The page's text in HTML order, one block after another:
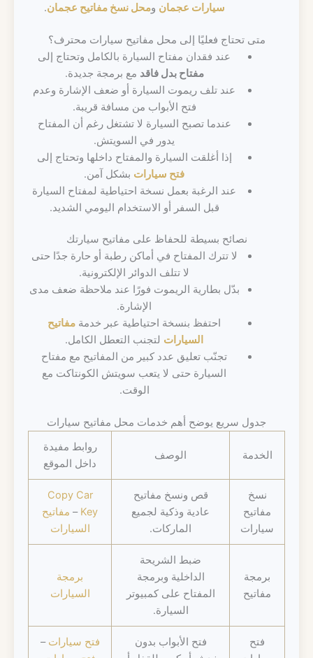
سيارات عجمان ومحل نسخ مفاتيح عجمان.
متى تحتاج فعليًا إلى محل مفاتيح سيارات محترف؟
عند فقدان مفتاح السيارة بالكامل وتحتاج إلى
مفتاح بدل فاقد مع برمجة جديدة.
عند تلف ريموت السيارة أو ضعف الإشارة وعدم
فتح الأبواب من مسافة قريبة.
عندما تصبح السيارة لا تشتغل رغم أن المفتاح
يدور في السويتش.
إذا أغلقت السيارة والمفتاح داخلها وتحتاج إلى
فتح سيارات بشكل آمن.
عند الرغبة بعمل نسخة احتياطية لمفتاح السيارة
قبل السفر أو الاستخدام اليومي الشديد.
نصائح بسيطة للحفاظ على مفاتيح سيارتك
لا تترك المفتاح في أماكن رطبة أو حارة جدًا حتى
لا تتلف الدوائر الإلكترونية.
بدّل بطارية الريموت فورًا عند ملاحظة ضعف مدى
الإشارة.
احتفظ بنسخة احتياطية عبر خدمة مفاتيح
السيارات لتجنب التعطل الكامل.
تجنّب تعليق عدد كبير من المفاتيح مع مفتاح
السيارة حتى لا يتعب سويتش الكونتاكت مع
الوقت.
جدول سريع يوضح أهم خدمات محل مفاتيح سيارات
الخدمة الوصف
روابط مفيدة
داخل الموقع
نسخ
مفاتيح
سيارات
قص ونسخ مفاتيح
عادية وذكية لجميع
الماركات.
Copy Car
Key
– مفاتيح
السيارات
برمجة
مفاتيح
ضبط الشريحة
الداخلية وبرمجة
المفتاح على كمبيوتر
السيارة.
برمجة
السيارات
فتح
فتح الأبواب بدون
فتح سيارات –